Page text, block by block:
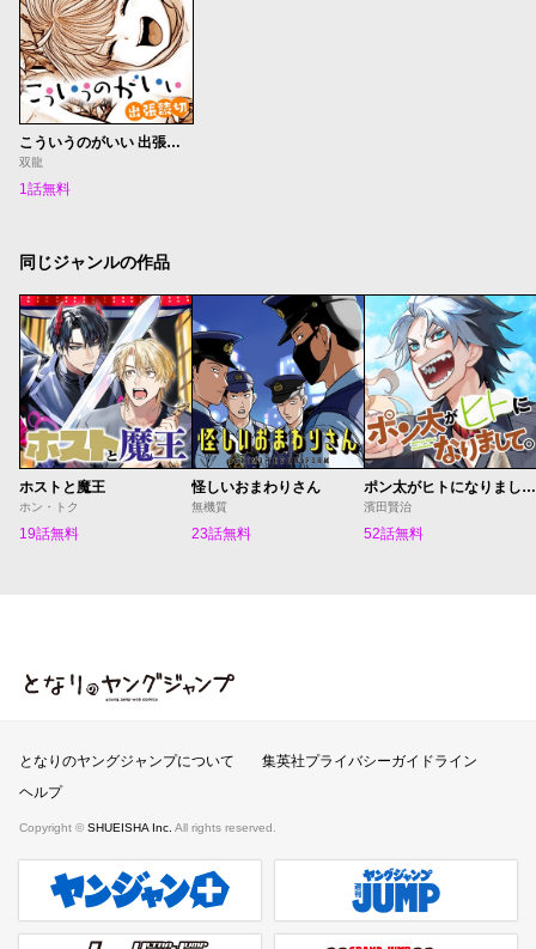
こういうのがいい 出張読切
双龍
1話無料
同じジャンルの作品
ホストと魔王
ホン・トク
19話無料
怪しいおまわりさん
無機質
23話無料
ポン太がヒトになりまして。
濱田賢治
52話無料
となりのヤングジャンプ
となりのヤングジャンプについて
集英社プライバシーガイドライン
ヘルプ
Copyright © SHUEISHA Inc. All rights reserved.
ヤンジャンプラス 週刊ヤングジャンプ公式サイト